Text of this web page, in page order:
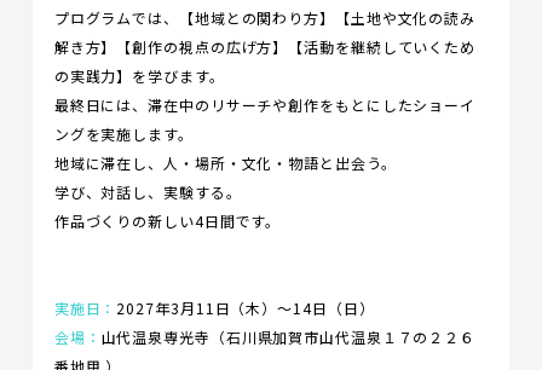
プログラムでは、【地域との関わり方】【土地や文化の読み
解き方】【創作の視点の広げ方】【活動を継続していくため
の実践力】を学びます。
最終日には、滞在中のリサーチや創作をもとにしたショーイ
ングを実施します。
地域に滞在し、人・場所・文化・物語と出会う。
学び、対話し、実験する。
作品づくりの新しい4日間です。
実施日： 2027年3月11日（木）〜14日（日）
会場： 山代温泉専光寺（石川県加賀市山代温泉１７の２２６
番地甲 ）